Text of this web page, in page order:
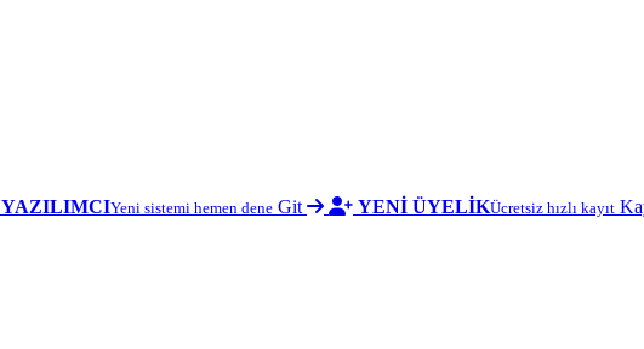
YAZILIMCIYeni sistemi hemen dene Git YENİ ÜYELİKÜcretsiz hızlı kayıt